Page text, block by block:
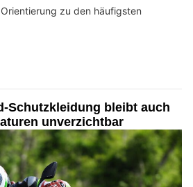
zu den häufigsten
Schutzkleidung bleibt auch
unverzichtbar